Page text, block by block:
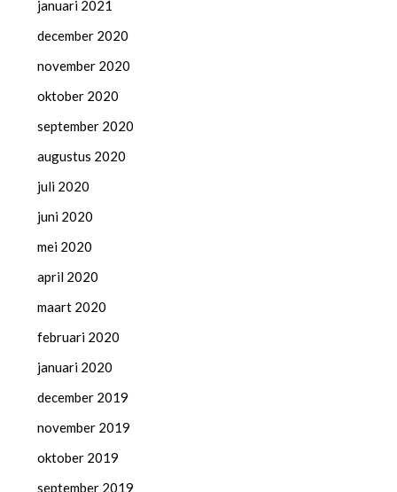
januari 2021
december 2020
november 2020
oktober 2020
september 2020
augustus 2020
juli 2020
juni 2020
mei 2020
april 2020
maart 2020
februari 2020
januari 2020
december 2019
november 2019
oktober 2019
september 2019